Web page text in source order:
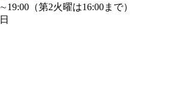
（第2火曜は16:00まで）